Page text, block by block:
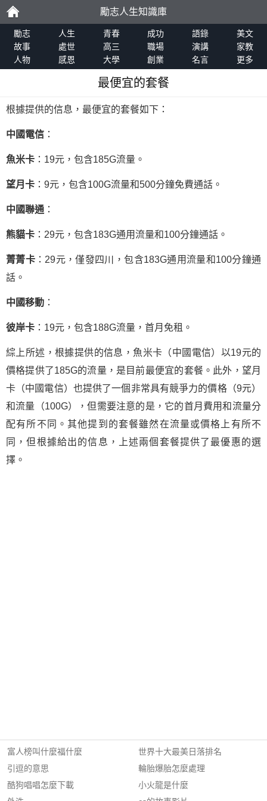
勵
志
勵志人生知識庫
勵志 人生 青春 成功 語錄
美文
故事
處世 高三 職場 演講
家教
人物
感恩 大學 創業 名言 更多
最便宜的套餐
根據提供的信息，最便宜的套餐如下：
中國電信 ：
魚米卡 ：19元，包含185G流量。
望月卡 ：9元，包含100G流量和500分鐘免費通話。
中國聯通 ：
熊貓卡 ：29元，包含183G通用流量和100分鐘通話。
菁菁卡 ：29元，僅發四川，包含183G通用流量和100分鐘通
話。
中國移動 ：
彼岸卡 ：19元，包含188G流量，首月免租。
綜上所述，根據提供的信息，魚米卡（中國電信）以19元的
價格提供了185G的流量，是目前最便宜的套餐。此外，望月
卡（中國電信）也提供了一個非常具有競爭力的價格（9元）
和流量（100G），但需要注意的是，它的首月費用和流量分
配有所不同。其他提到的套餐雖然在流量或價格上有所不
同，但根據給出的信息，上述兩個套餐提供了最優惠的選
擇。
富人榜叫什麼福什麼
引逗的意思
酷狗唱唱怎麼下載
世界十大最美日落排名
輪胎爆胎怎麼處理
小火龍是什麼